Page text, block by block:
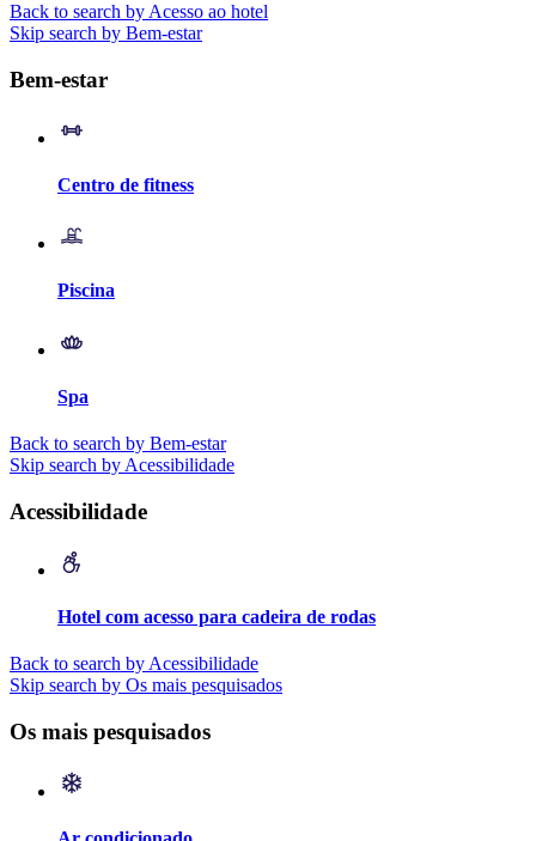
Back to search by Acesso ao hotel
Skip search by Bem-estar
Bem-estar
Centro de fitness
Piscina
Spa
Back to search by Bem-estar
Skip search by Acessibilidade
Acessibilidade
Hotel com acesso para cadeira de rodas
Back to search by Acessibilidade
Skip search by Os mais pesquisados
Os mais pesquisados